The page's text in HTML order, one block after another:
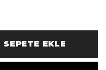
SEPETE EKLE